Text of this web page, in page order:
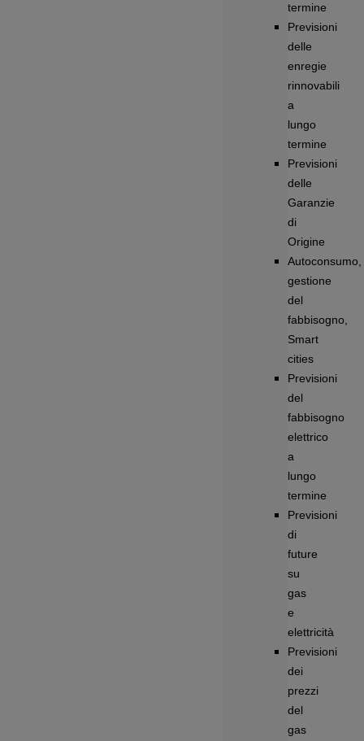
termine
Previsioni
delle
enregie
rinnovabili
a
lungo
termine
Previsioni
delle
Garanzie
di
Origine
Autoconsumo,
gestione
del
fabbisogno,
Smart
cities
Previsioni
del
fabbisogno
elettrico
a
lungo
termine
Previsioni
di
future
su
gas
e
elettricità
Previsioni
dei
prezzi
del
gas